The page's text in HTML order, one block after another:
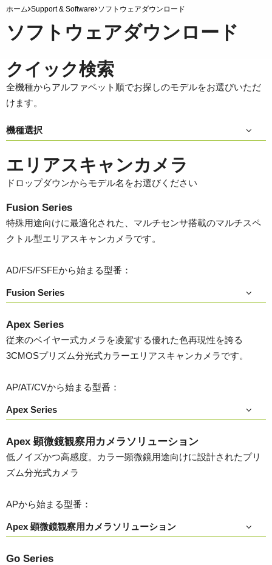
ホーム Support & Software ソフトウェアダウンロード
ソフトウェアダウンロード
クイック検索
全機種からアルファベット順でお探しのモデルをお選びいただ
けます。
機種選択
エリアスキャンカメラ
ドロップダウンからモデル名をお選びください
Fusion Series
特殊用途向けに最適化された、マルチセンサ搭載のマルチスペ
クトル型エリアスキャンカメラです。
AD/FS/FSFEから始まる型番：
Fusion Series
Apex Series
従来のベイヤー式カメラを凌駕する優れた色再現性を誇る
3CMOSプリズム分光式カラーエリアスキャンカメラです。
AP/AT/CVから始まる型番：
Apex Series
Apex 顕微鏡観察用カメラソリューション
低ノイズかつ高感度。カラー顕微鏡用途向けに設計されたプリ
ズム分光式カメラ
APから始まる型番：
Apex 顕微鏡観察用カメラソリューション
Go Series